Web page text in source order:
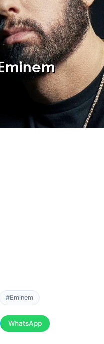
#Eminem
WhatsApp